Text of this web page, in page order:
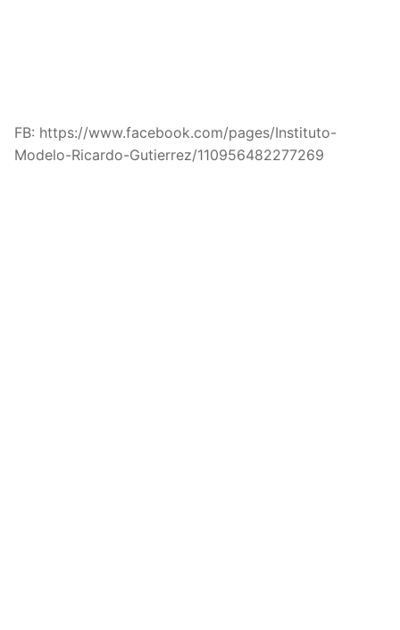
FB: https://www.facebook.com/pages/Instituto-
Modelo-Ricardo-Gutierrez/110956482277269